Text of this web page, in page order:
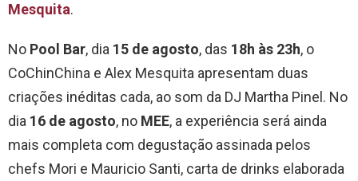
Mesquita.
No Pool Bar, dia 15 de agosto, das 18h às 23h, o
CoChinChina e Alex Mesquita apresentam duas
criações inéditas cada, ao som da DJ Martha Pinel. No
dia 16 de agosto, no MEE, a experiência será ainda
mais completa com degustação assinada pelos
chefs Mori e Mauricio Santi, carta de drinks elaborada